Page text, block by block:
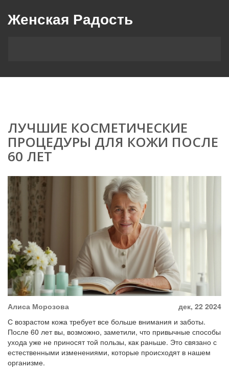
Женская Радость
ЛУЧШИЕ КОСМЕТИЧЕСКИЕ
ПРОЦЕДУРЫ ДЛЯ КОЖИ ПОСЛЕ
60 ЛЕТ
Алиса Морозова
дек, 22 2024
С возрастом кожа требует все больше внимания и заботы.
После 60 лет вы, возможно, заметили, что привычные способы
ухода уже не приносят той пользы, как раньше. Это связано с
естественными изменениями, которые происходят в нашем
организме.